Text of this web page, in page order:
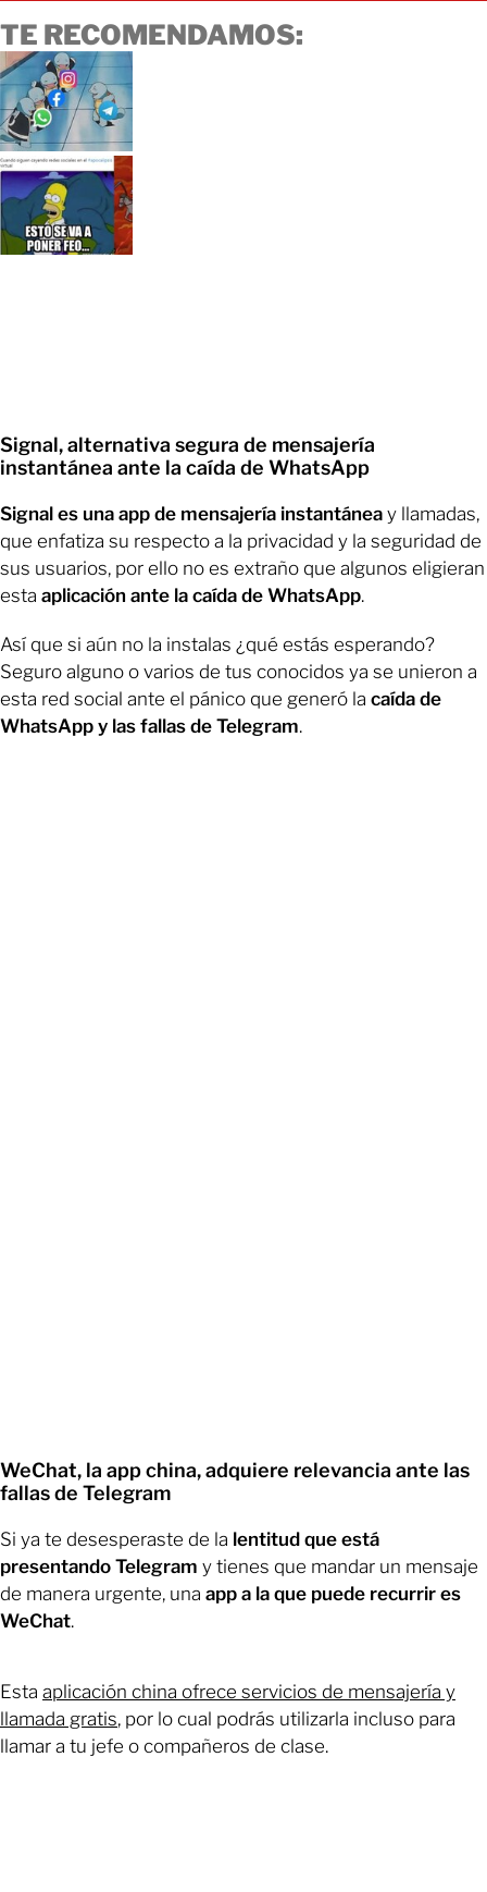
TE RECOMENDAMOS:
Signal, alternativa segura de mensajería
instantánea ante la caída de WhatsApp
Signal es una app de mensajería instantánea y llamadas,
que enfatiza su respecto a la privacidad y la seguridad de
sus usuarios, por ello no es extraño que algunos eligieran
esta aplicación ante la caída de WhatsApp.
Así que si aún no la instalas ¿qué estás esperando?
Seguro alguno o varios de tus conocidos ya se unieron a
esta red social ante el pánico que generó la caída de
WhatsApp y las fallas de Telegram.
WeChat, la app china, adquiere relevancia ante las
fallas de Telegram
Si ya te desesperaste de la lentitud que está
presentando Telegram y tienes que mandar un mensaje
de manera urgente, una app a la que puede recurrir es
WeChat.
Esta aplicación china ofrece servicios de mensajería y
llamada gratis, por lo cual podrás utilizarla incluso para
llamar a tu jefe o compañeros de clase.